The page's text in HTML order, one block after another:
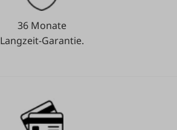
36 Monate
Langzeit-Garantie.